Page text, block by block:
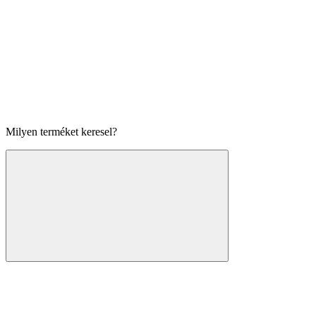
Milyen terméket keresel?